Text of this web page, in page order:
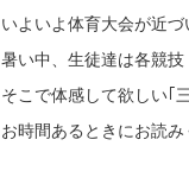
いよいよ体育大会が近づ
暑い中、生徒達は各競技
そこで体感して欲しい｢
お時間あるときにお読み